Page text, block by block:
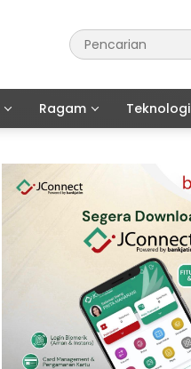
Ragam Teknologi